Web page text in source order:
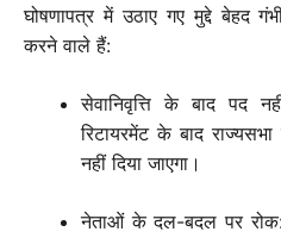
घोषणापत्र में उठाए गए मुद्दे बेहद
करने वाले हैं:
सेवानिवृत्ति के बाद पद
रिटायरमेंट के बाद
नहीं दिया जाएगा।
नेताओं के दल-बदल पर रोक: